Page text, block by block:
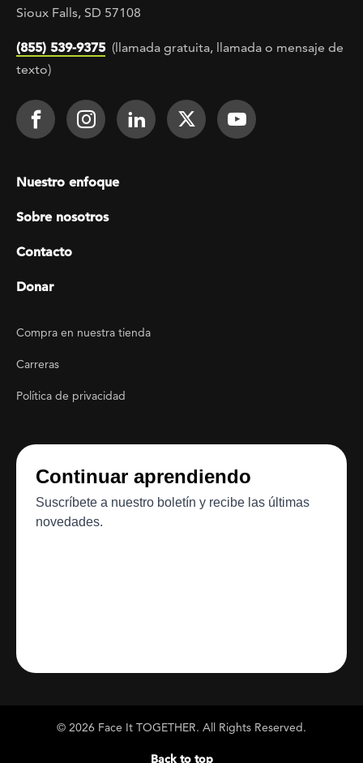
Sioux Falls, SD 57108
(855) 539-9375 (llamada gratuita, llamada o mensaje de
texto)
Footer Social
Face It TOGETHER on Facebook
Face It TOGETHER on
Face It TOGETHER on
Face ItFace It
Footer menu
Nuestro enfoque
Sobre nosotros
Contacto
Donar
Footer Utility
Compra en nuestra tienda
Carreras
Política de privacidad
© 2026 Face It TOGETHER. All Rights Reserved.
Back to top